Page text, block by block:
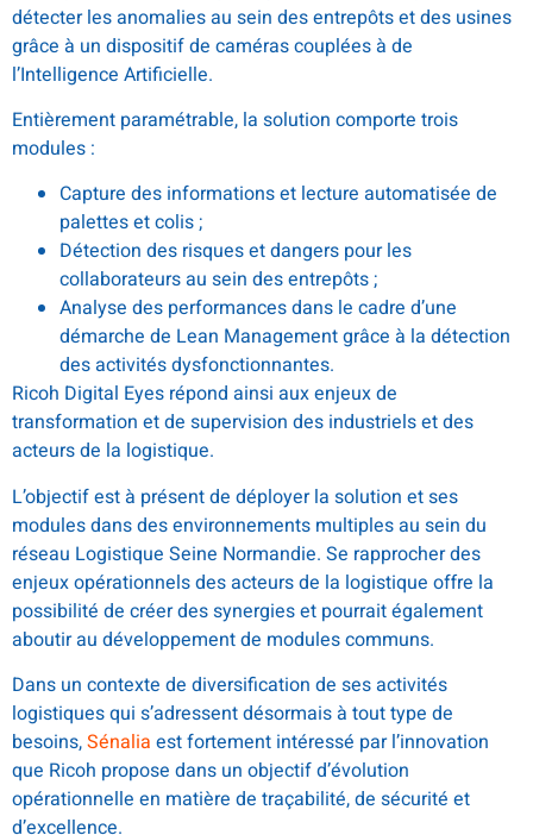
détecter les anomalies au sein des entrepôts et des usines
grâce à un dispositif de caméras couplées à de
l’Intelligence Artificielle.
Entièrement paramétrable, la solution comporte trois
modules :
Capture des informations et lecture automatisée de
palettes et colis ;
Détection des risques et dangers pour les
collaborateurs au sein des entrepôts ;
Analyse des performances dans le cadre d’une
démarche de Lean Management grâce à la détection
des activités dysfonctionnantes.
Ricoh Digital Eyes répond ainsi aux enjeux de
transformation et de supervision des industriels et des
acteurs de la logistique.
L’objectif est à présent de déployer la solution et ses
modules dans des environnements multiples au sein du
réseau Logistique Seine Normandie. Se rapprocher des
enjeux opérationnels des acteurs de la logistique offre la
possibilité de créer des synergies et pourrait également
aboutir au développement de modules communs.
Dans un contexte de diversification de ses activités
logistiques qui s’adressent désormais à tout type de
besoins,Sénalia est fortement intéressé par l’innovation
que Ricoh propose dans un objectif d’évolution
opérationnelle en matière de traçabilité, de sécurité et
d’excellence.